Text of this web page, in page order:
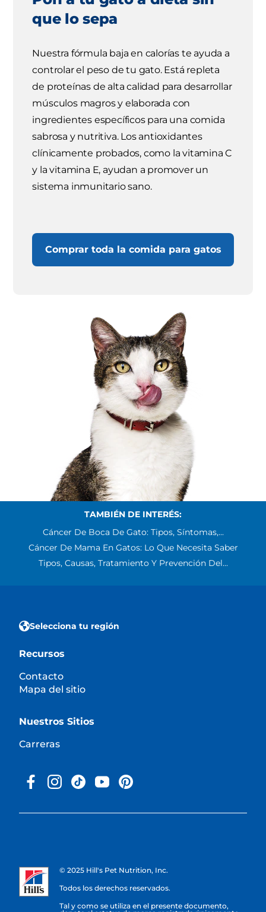
que lo sepa
Nuestra fórmula baja en calorías te ayuda a
controlar el peso de tu gato. Está repleta
de proteínas de alta calidad para desarrollar
músculos magros y elaborada con
ingredientes específicos para una comida
sabrosa y nutritiva. Los antioxidantes
clínicamente probados, como la vitamina C
y la vitamina E, ayudan a promover un
sistema inmunitario sano.
Comprar toda la comida para gatos
TAMBIÉN DE INTERÉS:
Cáncer De Boca De Gato: Tipos, Síntomas,...
Cáncer De Mama En Gatos: Lo Que Necesita Saber
Tipos, Causas, Tratamiento Y Prevención Del...
Selecciona tu región
Recursos
Contacto
Mapa del sitio
Nuestros Sitios
Carreras
© 2025 Hill's Pet Nutrition, Inc.
Todos los derechos reservados.
Tal y como se utiliza en el presente documento,